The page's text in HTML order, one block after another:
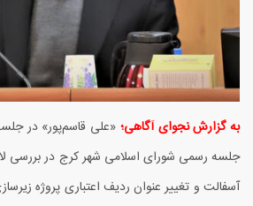
به گزارش نجوای آگاهی؛ «علی قاسم‌پور» در
جلسه رسمی شورای اسلامی شهر کرج در بررسی
آسفالت و تغییر عنوان ردیف اعتباری پروژه